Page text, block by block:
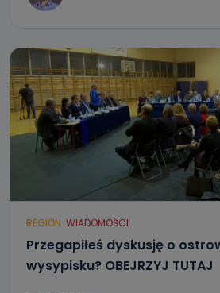
REGION WIADOMOŚCI
Przegapiłeś dyskusję o
wysypisku? OBEJRZYJ TUTAJ